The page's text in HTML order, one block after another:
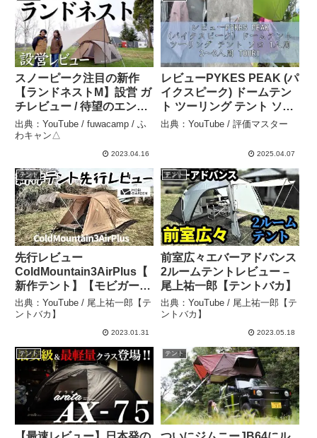
スノーピーク注目の新作
【ランドネストM】設営 ガ
チレビュー / 待望のエント
リーモデルはどうなの？ –
fuwacamp / ふわキャン△
出典：YouTube / fuwacamp / ふ
わキャン△
2023.04.16
レビューPYKES PEAK (パ
イクスピーク) ドームテン
ト ツーリング テント ソロ
1人用 2～3人用 TOURING
ト キャンプ テント バイク
ー
出典：YouTube / 評価マスター
2025.04.07
テント
先行レビュー
ColdMountain3AirPlus【
新作テント】【モビガーデ
ン】 – 尾上祐一郎【テント
バカ】
出典：YouTube / 尾上祐一郎【テ
ントバカ】
2023.01.31
テント
前室広々エバーアドバンス
2ルームテントレビュー –
尾上祐一郎【テントバカ】
出典：YouTube / 尾上祐一郎【テ
ントバカ】
2023.05.18
テント テント